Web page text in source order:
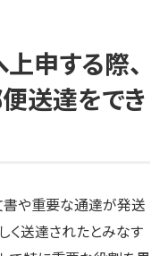
申する際、
送達をでき
書や重要な通達が発送
く送達されたとみなす